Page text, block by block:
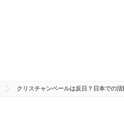
クリスチャンベールは反日？日本での